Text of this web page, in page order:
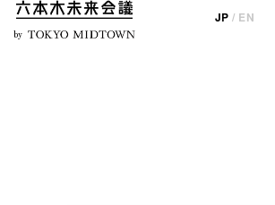
by
JP / EN